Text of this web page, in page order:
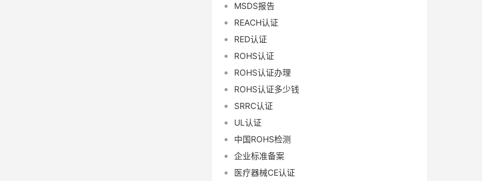
MSDS报告
REACH认证
RED认证
ROHS认证
ROHS认证办理
ROHS认证多少钱
SRRC认证
UL认证
中国ROHS检测
企业标准备案
医疗器械CE认证